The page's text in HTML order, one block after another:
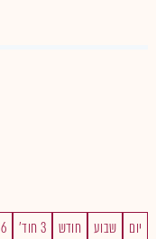
יום שבוע חודש 3 חוד' 6 חוד'